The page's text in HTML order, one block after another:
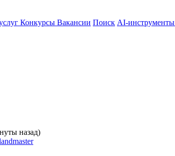
Конкурсы Вакансии Поиск AI-инструменты
назад)